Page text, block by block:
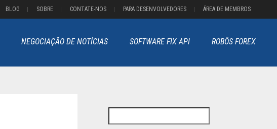
BLOG SOBRE CONTATE-NOS PARA DESENVOLVEDORES ÁREA DE MEMBROS
NEGOCIAÇÃO DE NOTÍCIAS SOFTWARE FIX API ROBÔS FOREX